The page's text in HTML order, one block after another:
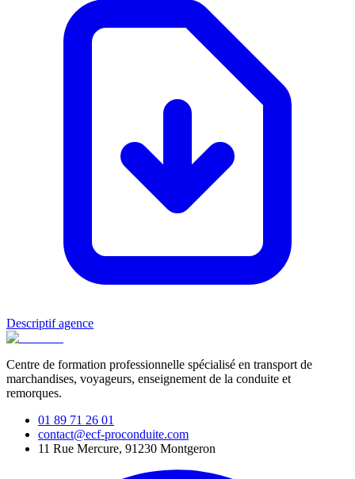
Descriptif agence
Centre de formation professionnelle spécialisé en transport de
marchandises, voyageurs, enseignement de la conduite et
remorques.
01 89 71 26 01
contact@ecf-proconduite.com
11 Rue Mercure, 91230 Montgeron